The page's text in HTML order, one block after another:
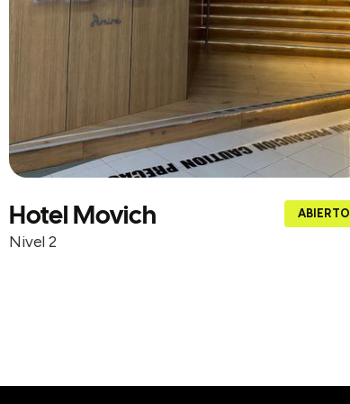
Hotel Movich
Nivel 2
ABIERTO